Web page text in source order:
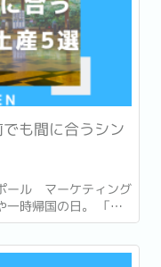
も間に合うシン
ール マーケティング
一時帰国の日。 「最
でお土産を買う時間
で予定が詰まってい
な経験はありません